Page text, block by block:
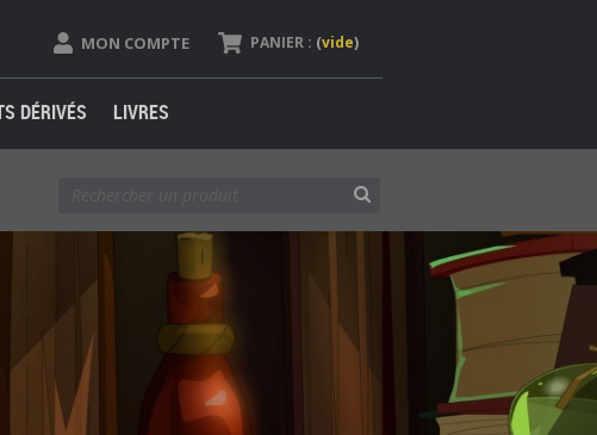
PANIER : (vide)
MON COMPTE
DÉRIVÉS LIVRES